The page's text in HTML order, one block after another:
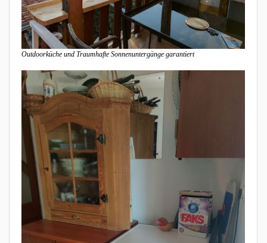
Outdoorküche und Traumhafte Sonnenuntergänge garantiert